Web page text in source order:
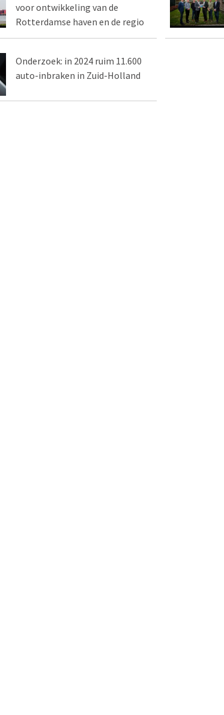
voor ontwikkeling van de
Rotterdamse haven en de regio
Onderzoek: in 2024 ruim 11.600
auto-inbraken in Zuid-Holland